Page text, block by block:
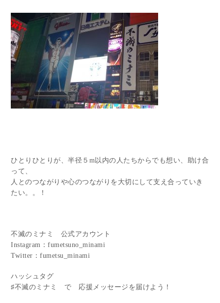
ひとりひとりが、半径５m以内の人たちからでも想い、助け合
って、
人とのつながりや心のつながりを大切にして支え合っていき
たい。。！
不滅のミナミ 公式アカウント
Instagram：fumetsuno_minami
Twitter：fumetsu_minami
ハッシュタグ
♯不滅のミナミ で 応援メッセージを届けよう！